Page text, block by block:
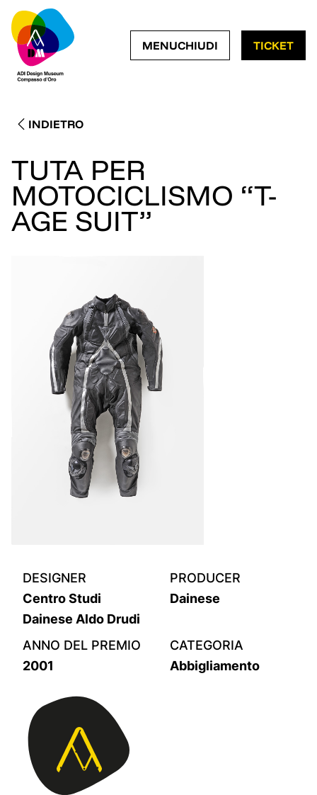
MENUMOSTRA IL MENÙ DI
CHIUDI CHIUDI IL MENÙ
TICKET
INDIETRO
TUTA PER
MOTOCICLISMO “T-
AGE SUIT”
DESIGNER
Centro Studi
Dainese Aldo Drudi
PRODUCER
Dainese
ANNO DEL PREMIO
2001
CATEGORIA
Abbigliamento